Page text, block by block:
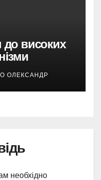
до високих
спеки
ОЛЕКСАНДР
необхідно